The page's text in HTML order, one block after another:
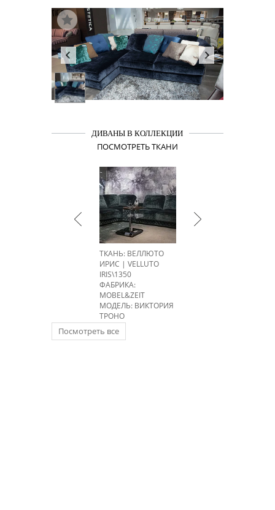
ДИВАНЫ В КОЛЛЕКЦИИ
ПОСМОТРЕТЬ ТКАНИ
ТКАНЬ: ВЕЛЛЮТО
ИРИС | VELLUTO
IRIS\1350
ФАБРИКА:
MOBEL&ZEIT
МОДЕЛЬ: ВИКТОРИЯ
ТРОНО
Посмотреть все